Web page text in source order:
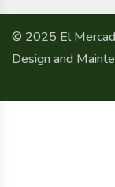
© 2025 El
Design and